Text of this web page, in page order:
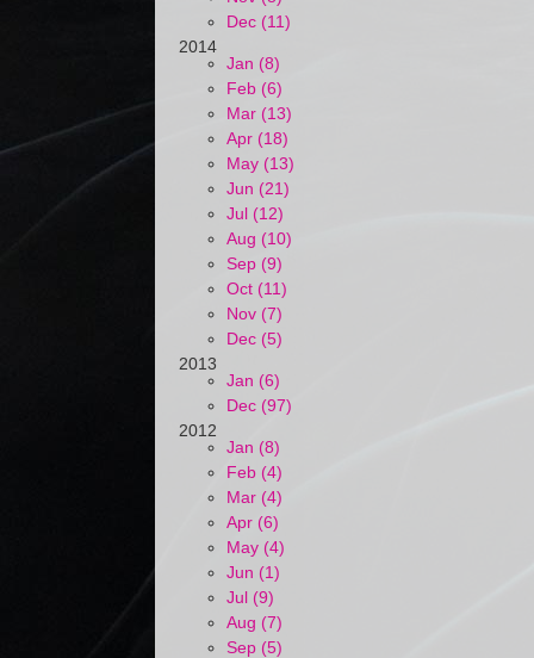
Dec (11)
2014
Jan (8)
Feb (6)
Mar (13)
Apr (18)
May (13)
Jun (21)
Jul (12)
Aug (10)
Sep (9)
Oct (11)
Nov (7)
Dec (5)
2013
Jan (6)
Dec (97)
2012
Jan (8)
Feb (4)
Mar (4)
Apr (6)
May (4)
Jun (1)
Jul (9)
Aug (7)
Sep (5)